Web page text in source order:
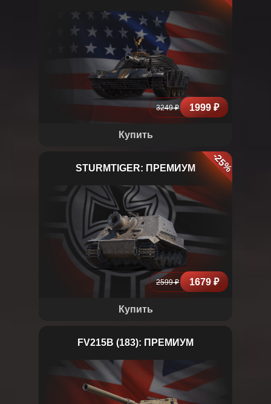
FIREBIRD
1999 ₽
3249 ₽
Купить
STURMTIGER: ПРЕМИУМ -25%
Sturmtiger
1679 ₽
2599 ₽
Купить
FV215B (183): ПРЕМИУМ
FV215B (183)